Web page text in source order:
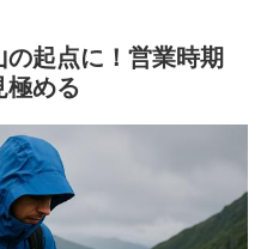
起点に！営業時期
極める